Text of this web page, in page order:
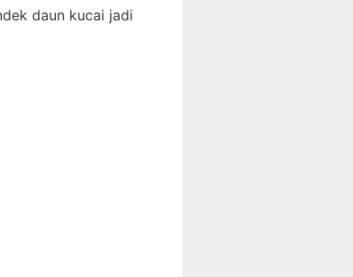
daun kucai jadi